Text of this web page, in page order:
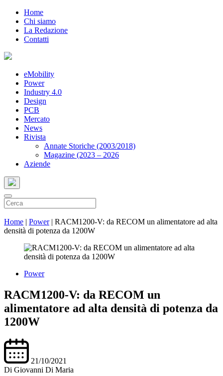
Home
Chi siamo
La Redazione
Contatti
eMobility
Power
Industry 4.0
Design
PCB
Mercato
News
Rivista
Annate Storiche (2003/2018)
Magazine (2023 – 2026
Aziende
Home | Power| RACM1200-V: da RECOM un alimentatore ad alta
densità di potenza da 1200W
Power
RACM1200-V: da RECOM un
alimentatore ad alta densità di potenza da
1200W
21/10/2021
Di Giovanni Di Maria